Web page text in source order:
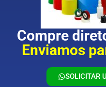
Compre
Enviamos
SOLICITAR